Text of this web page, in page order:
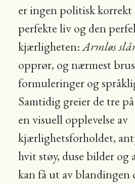
er ingen politisk
perfekte liv og den
kjærligheten:Armløs
opprør, og nærmest
formuleringer og
Samtidig greier de tre på
en visuell opplevelse av
kjærlighetsforholdet,
hvit støy, duse bilder og
kan få ut av blandingen